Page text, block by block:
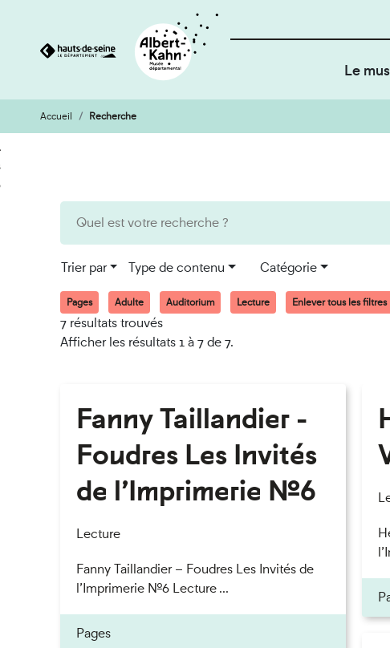
Aller
au
contenu
Aller
à
la
Le
Accueil Recherche
Trier par Type de contenu Catégorie
Pages Adulte Auditorium Lecture Enlever tous les filtres
7 résultats trouvés
Afficher les résultats 1 à 7 de 7.
Fanny Taillandier -
Foudres Les Invités
de l’Imprimerie n°6
Lecture
Fanny Taillandier – Foudres Les Invités de
l’Imprimerie n°6 Lecture ...
Pages